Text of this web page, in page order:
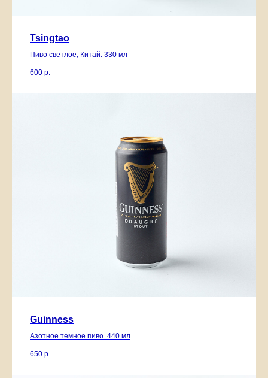
Tsingtao
Пиво светлое, Китай. 330 мл
600 р.
Guinness
Азотное темное пиво. 440 мл
650 р.